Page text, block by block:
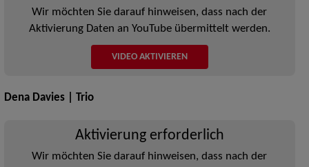
Wir möchten Sie darauf hinweisen, dass nach der
Aktivierung Daten an YouTube übermittelt werden.
VIDEO AKTIVIEREN
Dena Davies | Trio
Aktivierung erforderlich
Wir möchten Sie darauf hinweisen, dass nach der